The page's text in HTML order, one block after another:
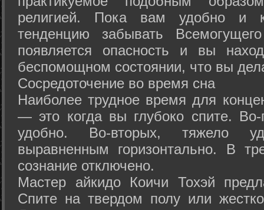
религией. Пока вам удобно и
тенденцию забывать
появляется опасность и вы
беспомощном состоянии, что вы
Сосредоточение во время сна
Наиболее трудное время для
— это когда вы глубоко спите.
удобно. Во-вторых, тяжело
выравненным горизонтально. В
сознание отключено.
Мастер айкидо Коичи Тохэй
Спите на твердом полу или